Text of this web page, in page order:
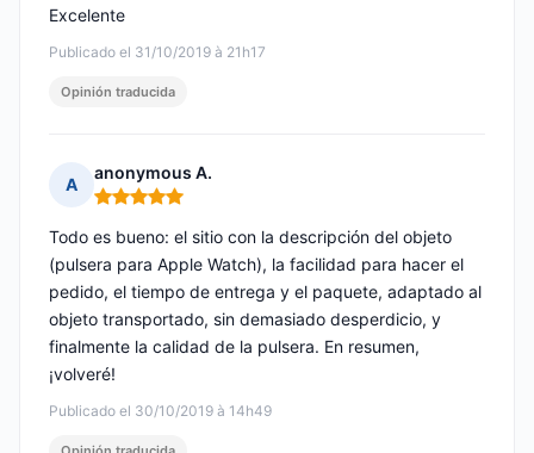
Publicado el 31/10/2019 à 21h17
Excelente
Opinión traducida
A
anonymous A.
Nota: 5 de 5
Publicado el 30/10/2019 à 14h49
Todo es bueno: el sitio con la descripción del objeto
(pulsera para Apple Watch), la facilidad para hacer el
pedido, el tiempo de entrega y el paquete, adaptado al
objeto transportado, sin demasiado desperdicio, y
finalmente la calidad de la pulsera. En resumen,
¡volveré!